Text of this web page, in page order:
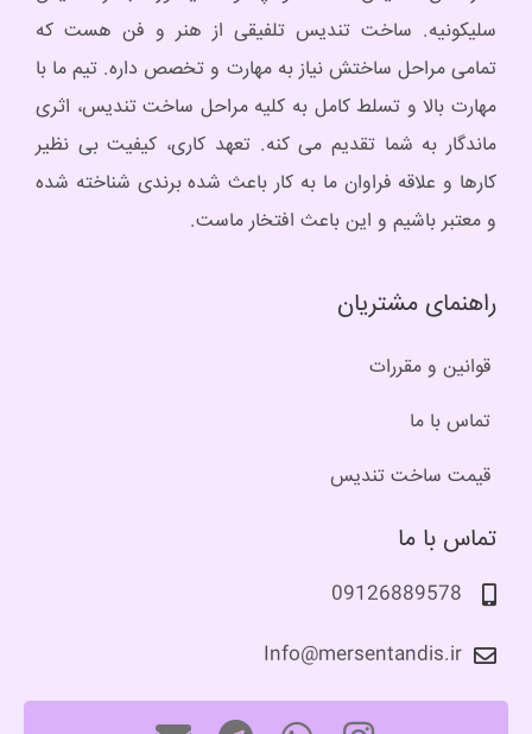
سلیکونیه. ساخت تندیس تلفیقی از هنر و فن هست که
تمامی مراحل ساختش نیاز به مهارت و تخصص داره. تیم ما با
مهارت بالا و تسلط کامل به کلیه مراحل ساخت تندیس، اثری
ماندگار به شما تقدیم می کنه. تعهد کاری، کیفیت بی نظیر
کارها و علاقه فراوان ما به کار باعث شده برندی شناخته شده
و معتبر باشیم و این باعث افتخار ماست.
راهنمای مشتریان
قوانین و مقررات
تماس با ما
قیمت ساخت تندیس
تماس با ما
09126889578
Info@mersentandis.ir